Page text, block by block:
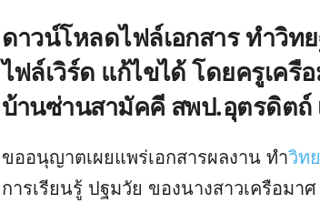
ดาวน์โหลดไฟล์เอกสาร ทำวิท
ไฟล์เวิร์ด แก้ไขได้ โดยครูเครื
บ้านซ่านสามัคคี สพป.อุตรดิตถ์
ขออนุญาตเผยแพร่เอกสารผลงาน ทำวิท
การเรียนรู้ ปฐมวัย ของนางสาวเครือมา